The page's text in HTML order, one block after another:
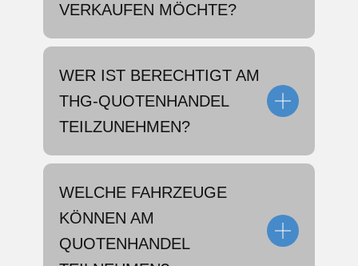
VERKAUFEN MÖCHTE?
WER IST BERECHTIGT AM
THG-QUOTENHANDEL
TEILZUNEHMEN?
WELCHE FAHRZEUGE
KÖNNEN AM
QUOTENHANDEL